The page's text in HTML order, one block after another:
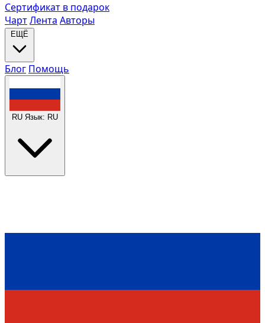
Сертификат в подарок
ЧартЛента Авторы
ЕЩЁ
Блог Помощь
RU Язык: RU